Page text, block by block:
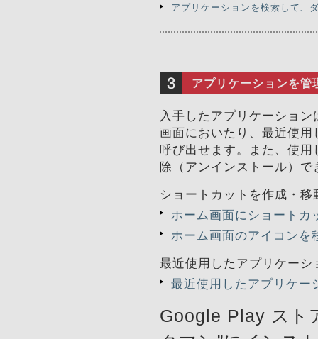
アプリケーションを検索して、
アプリケーションを管
入手したアプリケーショ
画面においたり、最近使
呼び出せます。また、使
除（アンインストール）で
ショートカットを作成・
ホーム画面にショートカ
ホーム画面のアイコンを
最近使用したアプリケー
最近使用したアプリケー
Google Play スト